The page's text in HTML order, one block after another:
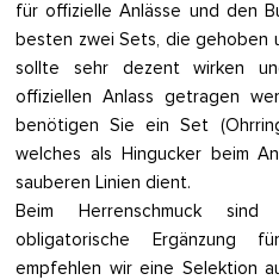
für offizielle Anlässe und den
besten zwei Sets, die gehoben
sollte sehr dezent wirken
offiziellen Anlass getragen
benötigen Sie ein Set
welches als Hingucker beim
sauberen Linien dient.
Beim Herrenschmuck
obligatorische Ergänzung
empfehlen wir eine Selektion